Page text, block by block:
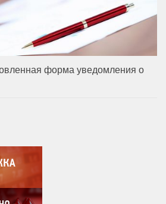
форма уведомления о